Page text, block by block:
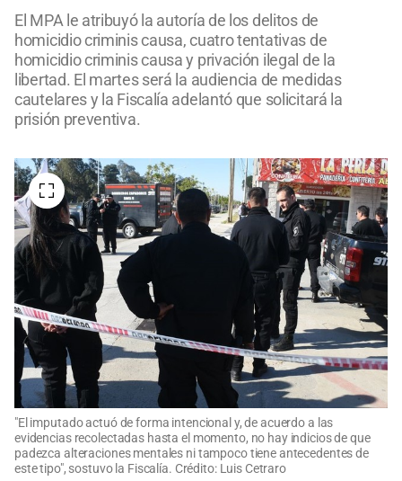
El MPA le atribuyó la autoría de los delitos de
homicidio criminis causa, cuatro tentativas de
homicidio criminis causa y privación ilegal de la
libertad. El martes será la audiencia de medidas
cautelares y la Fiscalía adelantó que solicitará la
prisión preventiva.
"El imputado actuó de forma intencional y, de acuerdo a las
evidencias recolectadas hasta el momento, no hay indicios de que
padezca alteraciones mentales ni tampoco tiene antecedentes de
este tipo", sostuvo la Fiscalía. Crédito: Luis Cetraro